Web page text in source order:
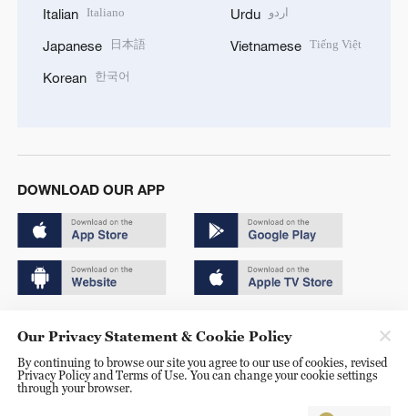
Italian Italiano
Japanese 日本語
Korean 한국어
Urdu اردو
Vietnamese Tiếng Việt
DOWNLOAD OUR APP
京ICP备20000184号
京公网安备 11010502050052号
Our Privacy Statement & Cookie Policy
By continuing to browse our site you agree to our use of cookies, revised
Privacy Policy and Terms of Use. You can change your cookie settings
through your browser.